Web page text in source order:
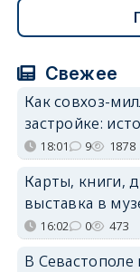
Свежее
Как совхоз-
застройке:
18:01 9 1878
Карты, книги,
выставка в
16:02 0 473
В